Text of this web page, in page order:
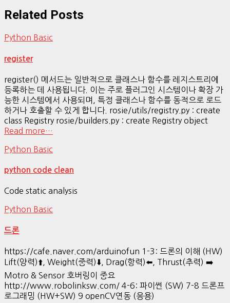
Related Posts
Python Basic
register
register() 메서드는 일반적으로 클래스나 함수를 레지스트리에
등록하는 데 사용됩니다. 이는 주로 플러그인 시스템이나 확장 가
능한 시스템에서 사용되며, 특정 클래스나 함수를 동적으로 로드
하거나 호출할 수 있게 합니다. rosie/utils/registry.py : create
class Registry rosie/builders.py : create Registry object
Read more…
Python Basic
python code clean
Code static analysis
Python Basic
드론
https://cafe.naver.com/arduinofun 1-3: 드론의 이해 (HW)
Lift(양력)⬆️, Weight(중력)⬇️, Drag(항력)⬅️, Thrust(추력) ➡️
Motro & Sensor 호버링이 중요
http://www.robolinksw.com/ 4-6: 파이썬 (SW) 7-8 드론프
로그래밍 (HW+SW) 9 openCV연동 (응용)